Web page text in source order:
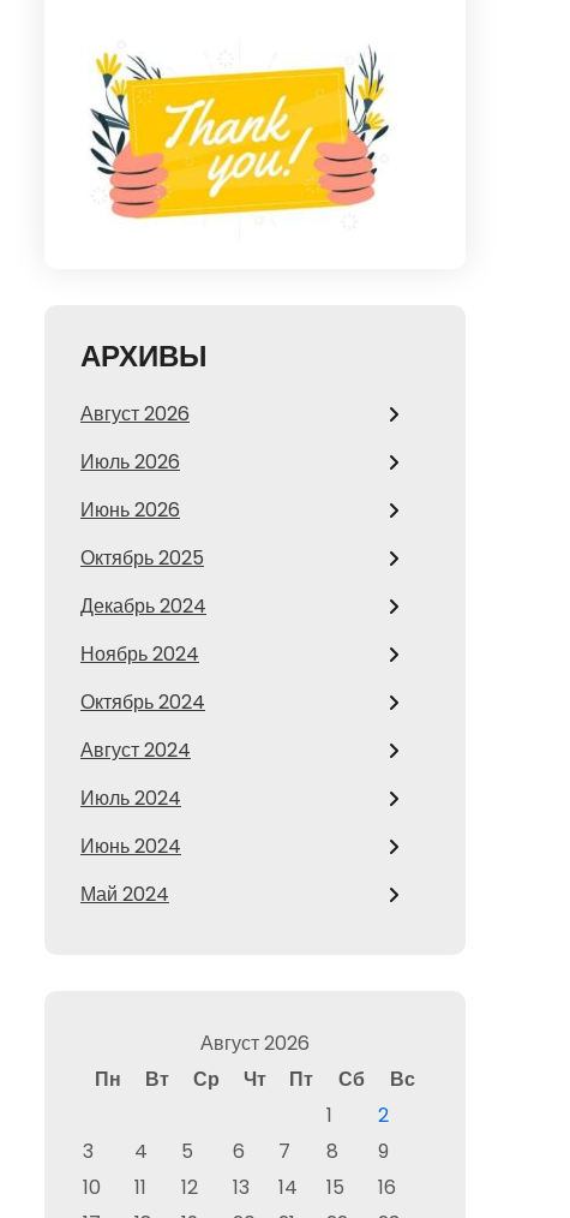
АРХИВЫ
Август 2026
Июль 2026
Июнь 2026
Октябрь 2025
Декабрь 2024
Ноябрь 2024
Октябрь 2024
Август 2024
Июль 2024
Июнь 2024
Май 2024
Август 2026
Пн
Вт Ср Чт Пт Сб
Вс
1
2
3
4 5 6 7 8
9
10
11 12 13 14 15
16